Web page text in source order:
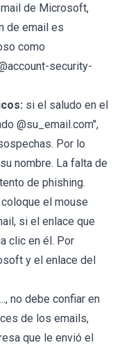
de Microsoft,
de email es
como
security-
si el saludo en el
@su_email.com",
Por lo
nombre. La falta de
de phishing.
coloque el mouse
si el enlace que
clic en él. Por
y el enlace del
no debe confiar en
de los emails,
que le envió el